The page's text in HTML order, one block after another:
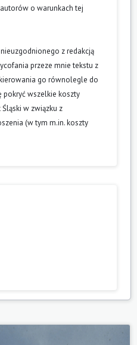
o warunkach tej
z redakcją
przeze mnie tekstu z
go równolegle do
pokryć wszelkie koszty
w związku z
(w tym m.in. koszty